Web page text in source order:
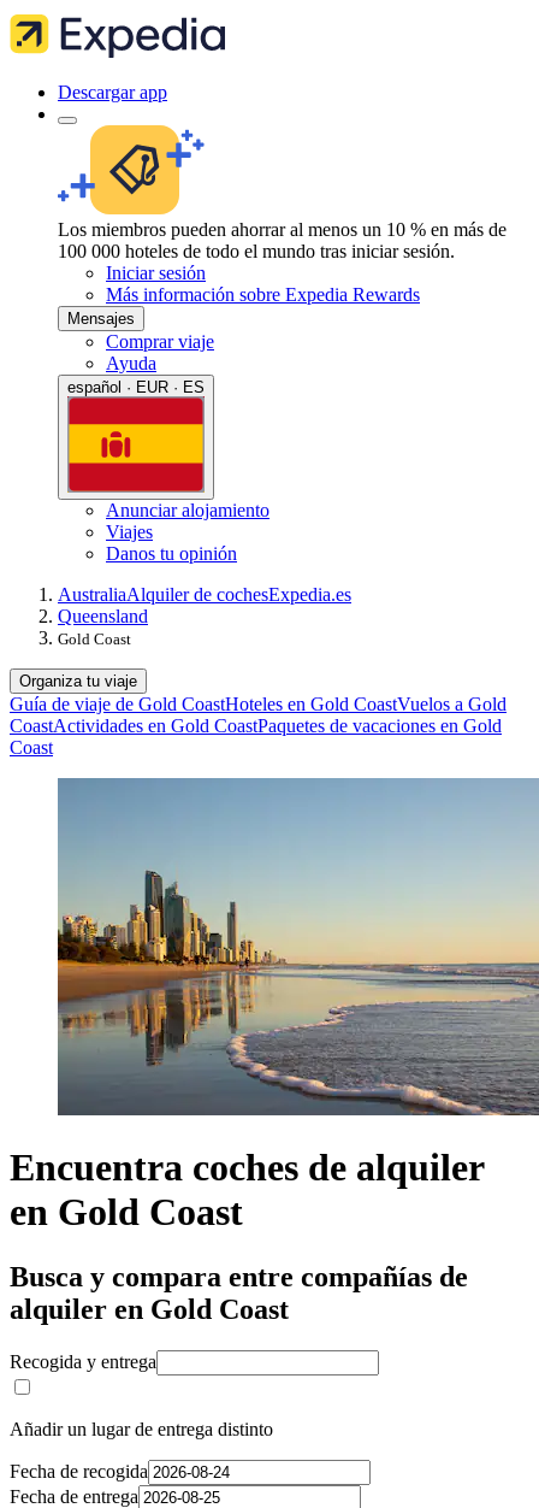
Descargar app
Los miembros pueden ahorrar al menos un 10 % en más de
100 000 hoteles de todo el mundo tras iniciar sesión.
Iniciar sesión
Más información sobre Expedia Rewards
Mensajes
Comprar viaje
Ayuda
español · EUR · ES
Anunciar alojamiento
Viajes
Danos tu opinión
AustraliaAlquiler de cochesExpedia.es
Queensland
Gold Coast
Organiza tu viaje
Guía de viaje de Gold CoastHoteles en Gold CoastVuelos a Gold
CoastActividades en Gold CoastPaquetes de vacaciones en Gold
Coast
Encuentra coches de alquiler
en Gold Coast
Busca y compara entre compañías de
alquiler en Gold Coast
Recogida y entrega
Añadir un lugar de entrega distinto
Fecha de recogida
Fecha de entrega